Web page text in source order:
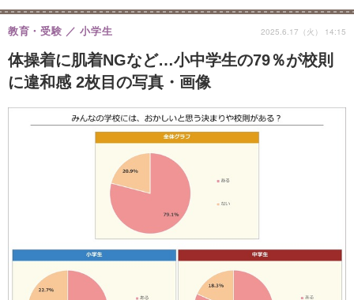
体操着に肌着NGなど…小中学生の79％が校則
に違和感 2枚目の写真・画像
教育・受験 小学生 2025.6.17（火） 14:15